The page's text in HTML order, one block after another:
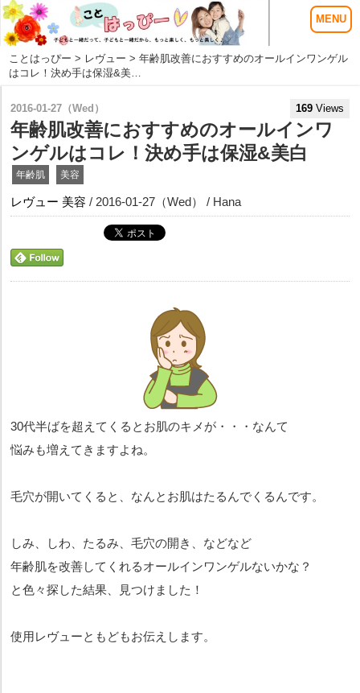
ことはっぴー > レヴュー > 年齢肌改善におすすめのオールインワンゲル
はコレ！決め手は保湿&美…
2016-01-27（Wed） 169 Views
年齢肌改善におすすめのオールインワ
ンゲルはコレ！決め手は保湿&美白
年齢肌 美容
レヴュー 美容 / 2016-01-27（Wed） / Hana
30代半ばを超えてくるとお肌のキメが・・・なんて
悩みも増えてきますよね。
毛穴が開いてくると、なんとお肌はたるんでくるんです。
しみ、しわ、たるみ、毛穴の開き、などなど
年齢肌を改善してくれるオールインワンゲルないかな？
と色々探した結果、見つけました！
使用レヴューともどもお伝えします。